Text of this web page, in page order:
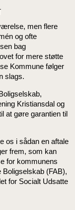
men flere
og ofte
bag
for mere støtte
Kommune følger
slags.
Kristiansdal og
at gøre garantien til
os i sådan en aftale
frem, som kan
for kommunens
(FAB),
for Socialt Udsatte